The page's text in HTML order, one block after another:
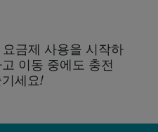
금제 사용을 시작하
이동 중에도 충전
세요!